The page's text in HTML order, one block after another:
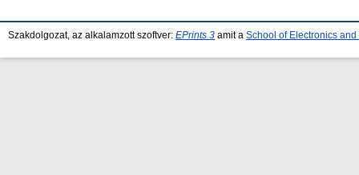
Szakdolgozat, az alkalamzott szoftver: EPrints 3 amit a School of Electronics